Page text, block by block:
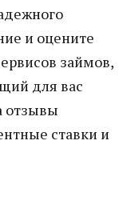
и оцените
займов,
для вас
отзывы
ставки и